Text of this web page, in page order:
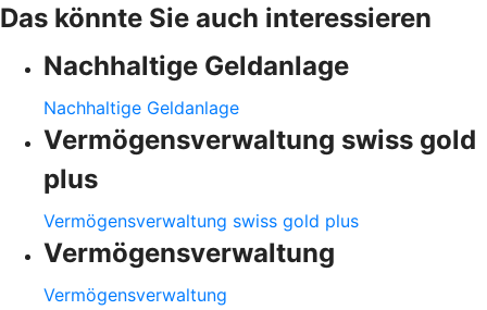
Das könnte Sie auch interessieren
Nachhaltige Geldanlage
Nachhaltige Geldanlage
Vermögensverwaltung swiss gold
plus
Vermögensverwaltung swiss gold plus
Vermögensverwaltung
Vermögensverwaltung